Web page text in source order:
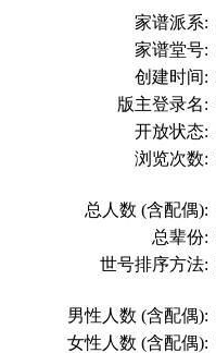
家谱派系:
家谱堂号:
创建时间:
版主登录名:
开放状态:
浏览次数:
总人数 (含配偶):
总辈份:
世号排序方法:
男性人数 (含配偶):
女性人数 (含配偶):